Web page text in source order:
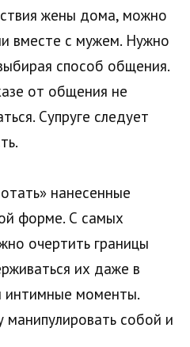
жены дома, можно
вместе с мужем. Нужно
способ общения.
от общения не
Супруге следует
нанесенные
форме. С самых
очертить границы
их даже в
интимные моменты.
манипулировать собой и